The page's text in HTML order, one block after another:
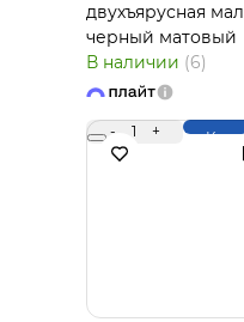
двухъярусная
черный матовый
В наличии (6)
- 1 +